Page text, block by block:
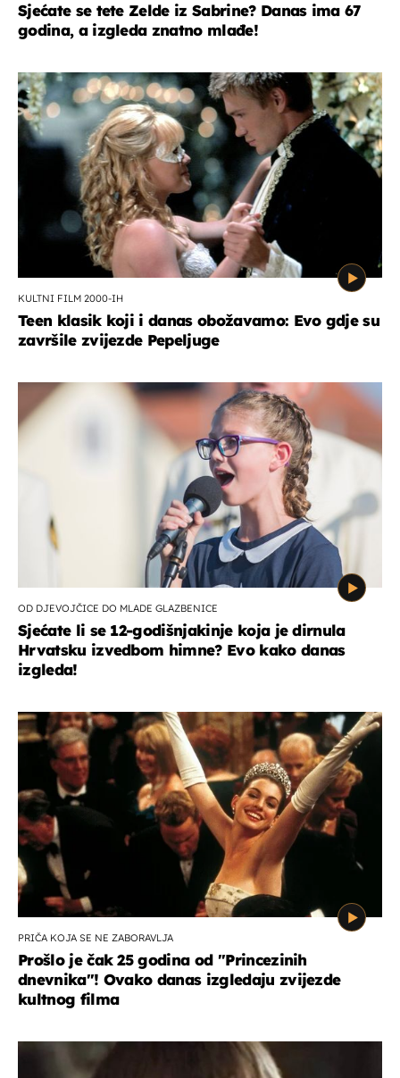
Sjećate se tete Zelde iz Sabrine? Danas ima 67
godina, a izgleda znatno mlađe!
KULTNI FILM 2000-IH
Teen klasik koji i danas obožavamo: Evo gdje su
završile zvijezde Pepeljuge
OD DJEVOJČICE DO MLADE GLAZBENICE
Sjećate li se 12-godišnjakinje koja je dirnula
Hrvatsku izvedbom himne? Evo kako danas
izgleda!
PRIČA KOJA SE NE ZABORAVLJA
Prošlo je čak 25 godina od ''Princezinih
dnevnika''! Ovako danas izgledaju zvijezde
kultnog filma